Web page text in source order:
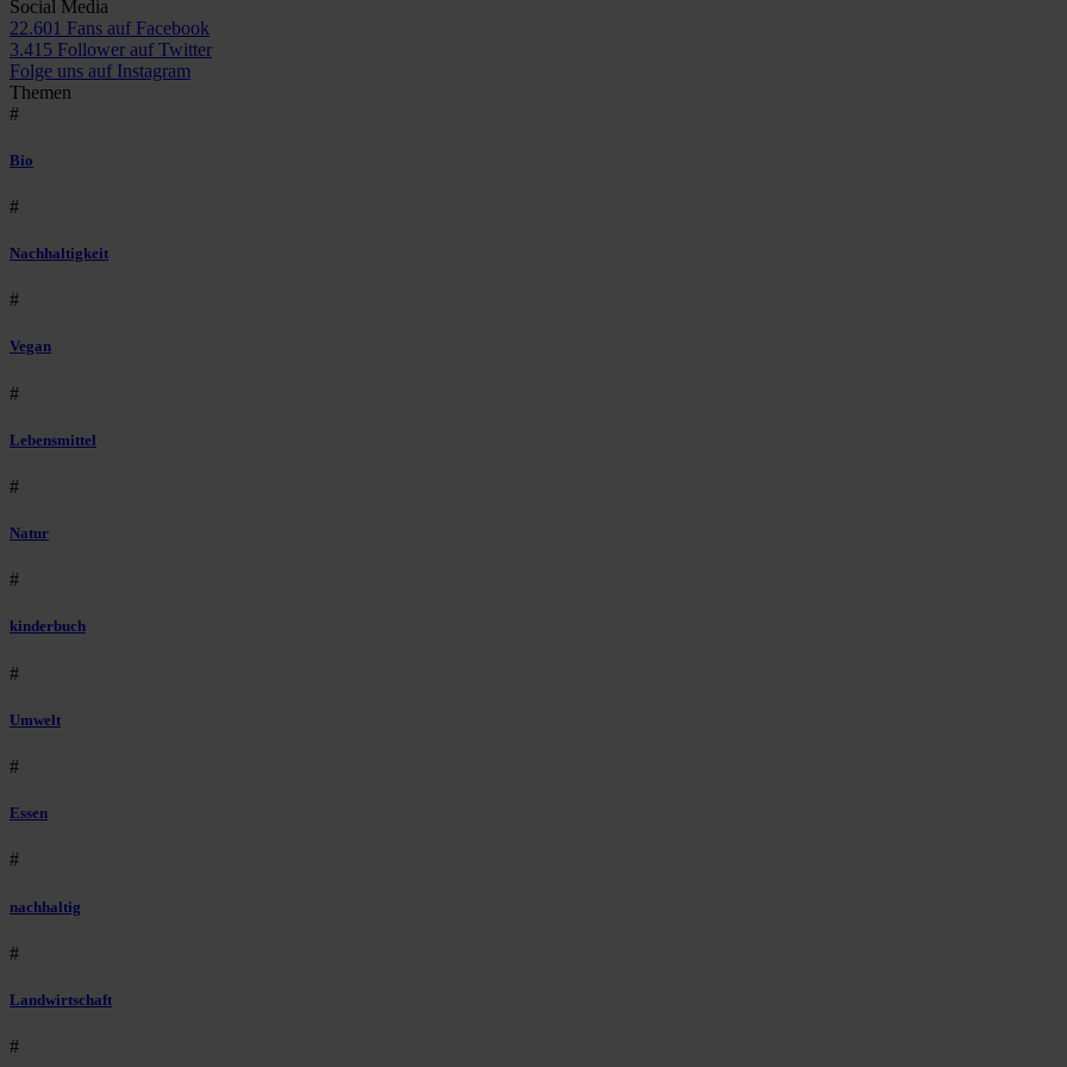
Social Media
22.601 Fans auf Facebook
3.415 Follower auf Twitter
Folge uns auf Instagram
Themen
#
Bio
#
Nachhaltigkeit
#
Vegan
#
Lebensmittel
#
Natur
#
kinderbuch
#
Umwelt
#
Essen
#
nachhaltig
#
Landwirtschaft
#